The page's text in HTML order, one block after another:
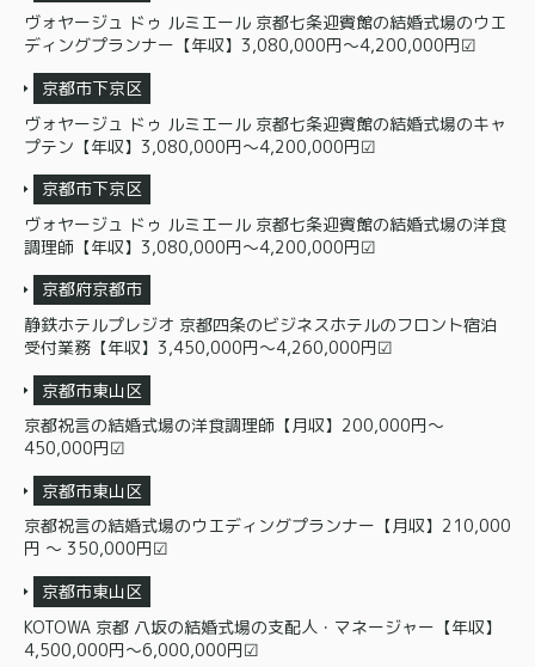
ヴォヤージュ ドゥ ルミエール 京都七条迎賓館の結婚式場のウエ
ディングプランナー【年収】3,080,000円～4,200,000円☑
京都市下京区
ヴォヤージュ ドゥ ルミエール 京都七条迎賓館の結婚式場のキャ
プテン【年収】3,080,000円～4,200,000円☑
京都市下京区
ヴォヤージュ ドゥ ルミエール 京都七条迎賓館の結婚式場の洋食
調理師【年収】3,080,000円～4,200,000円☑
京都府京都市
静鉄ホテルプレジオ 京都四条のビジネスホテルのフロント宿泊
受付業務【年収】3,450,000円～4,260,000円☑
京都市東山区
京都祝言の結婚式場の洋食調理師【月収】200,000円～
450,000円☑
京都市東山区
京都祝言の結婚式場のウエディングプランナー【月収】210,000
円 〜 350,000円☑
京都市東山区
KOTOWA 京都 八坂の結婚式場の支配人・マネージャー【年収】
4,500,000円〜6,000,000円☑